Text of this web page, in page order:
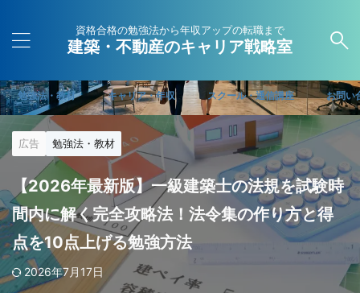
資格合格の勉強法から年収アップの転職まで
建築・不動産のキャリア戦略室
勉強法・教材 キャリア・年収 スクール・通信講座 お問い
広告 勉強法・教材
【2026年最新版】一級建築士の法規を試験時
間内に解く完全攻略法！法令集の作り方と得
点を10点上げる勉強方法
2026年7月17日